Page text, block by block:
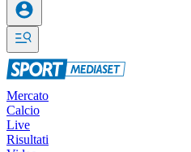
Mercato
Calcio
Live
Risultati